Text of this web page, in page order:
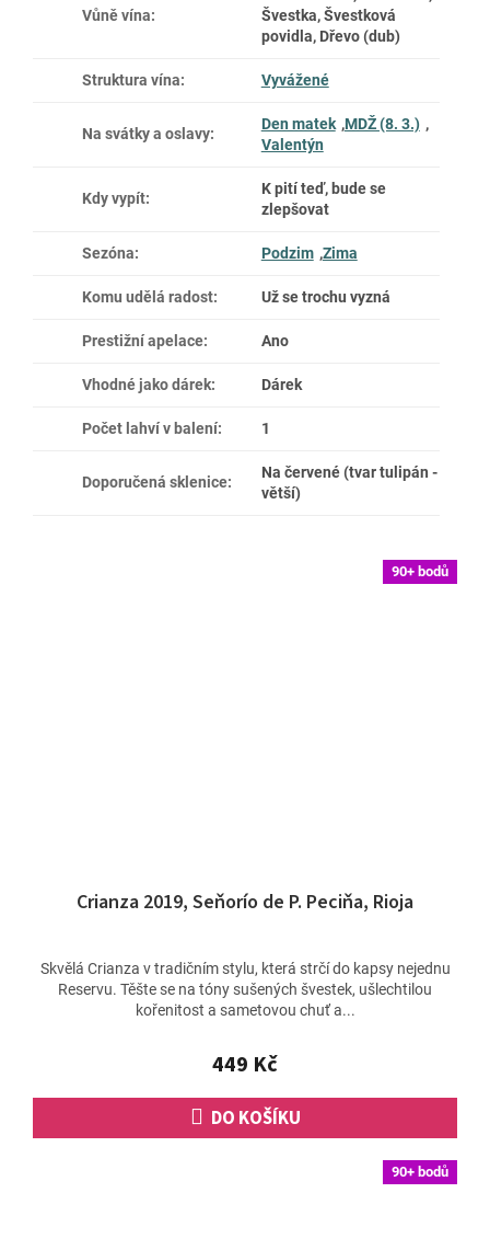
Vůně vína:
Švestka, Švestková
povidla, Dřevo (dub)
Struktura vína: Vyvážené
Na svátky a oslavy:
Den matek ,MDŽ (8. 3.) ,
Valentýn
Kdy vypít:
K pití teď, bude se
zlepšovat
Sezóna: Podzim ,Zima
Komu udělá radost: Už se trochu vyzná
Prestižní apelace: Ano
Vhodné jako dárek: Dárek
Počet lahví v balení: 1
Doporučená sklenice:
Na červené (tvar tulipán -
větší)
90+ bodů
Crianza 2019, Seňorío de P. Peciňa, Rioja
449 Kč
DO KOŠÍKU
Skvělá Crianza v tradičním stylu, která strčí do kapsy nejednu
Reservu. Těšte se na tóny sušených švestek, ušlechtilou
kořenitost a sametovou chuť a...
90+ bodů